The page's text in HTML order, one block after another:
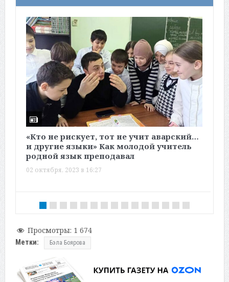
«Кто не рискует, тот не учит аварский…
и другие языки» Как молодой учитель
родной язык преподавал
02 октября, 2023 в 16:27
Просмотры: 1 674
Метки: Бэла Боярова